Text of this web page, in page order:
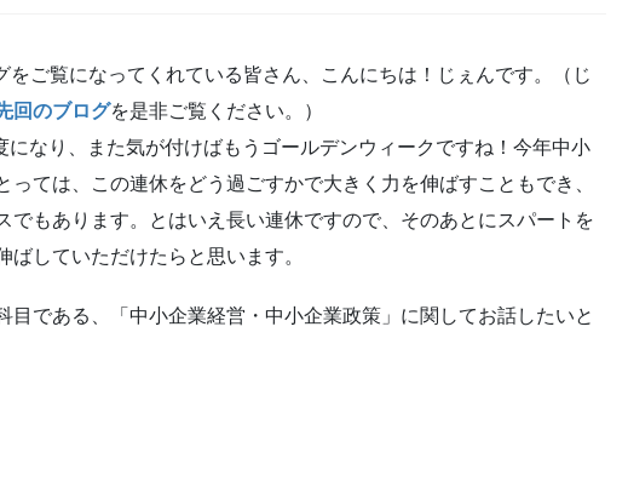
をご覧になってくれている皆さん、こんにちは！じぇんです。（じ
回のブログを是非ご覧ください。）
になり、また気が付けばもうゴールデンウィークですね！今年中小
ては、この連休をどう過ごすかで大きく力を伸ばすこともでき、
でもあります。とはいえ長い連休ですので、そのあとにスパートを
していただけたらと思います。
目である、「中小企業経営・中小企業政策」に関してお話したいと